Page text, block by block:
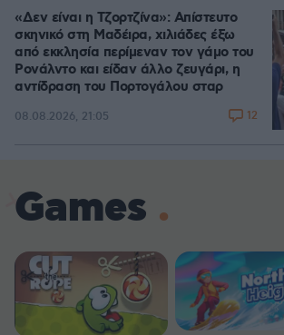
«Δεν είναι η Τζορτζίνα»: Απίστευτο
σκηνικό στη Μαδέιρα, χιλιάδες έξω
από εκκλησία περίμεναν τον γάμο του
Ρονάλντο και είδαν άλλο ζευγάρι, η
αντίδραση του Πορτογάλου σταρ
08.08.2026, 21:05 12
Games